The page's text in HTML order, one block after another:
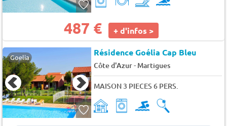
487 € + d'infos >
Goelia Résidence Goélia Cap Bleu
Côte d'Azur- Martigues
MAISON 3 PIECES 6 PERS.